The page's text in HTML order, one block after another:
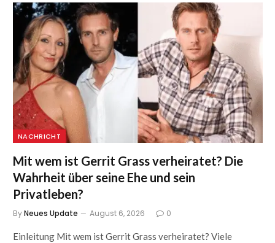
NACHRICHT
Mit wem ist Gerrit Grass verheiratet? Die
Wahrheit über seine Ehe und sein
Privatleben?
ByNeues Update August 6, 2026 0
Einleitung Mit wem ist Gerrit Grass verheiratet? Viele